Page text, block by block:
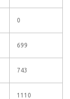
0
699
743
1110